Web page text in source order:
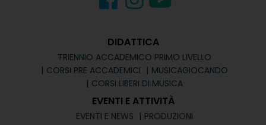
DIDATTICA
TRIENNIO ACCADEMICO PRIMO LIVELLO
CORSI PRE ACCADEMICI
MUSICAGIOCANDO
CORSI LIBERI DI MUSICA
EVENTI E ATTIVITÀ
EVENTI E NEWS
PRODUZIONI